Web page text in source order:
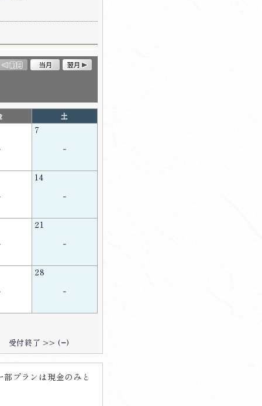
土
7
-
14
-
21
-
28
-
受付終了 >> (−)
プランは現金のみと